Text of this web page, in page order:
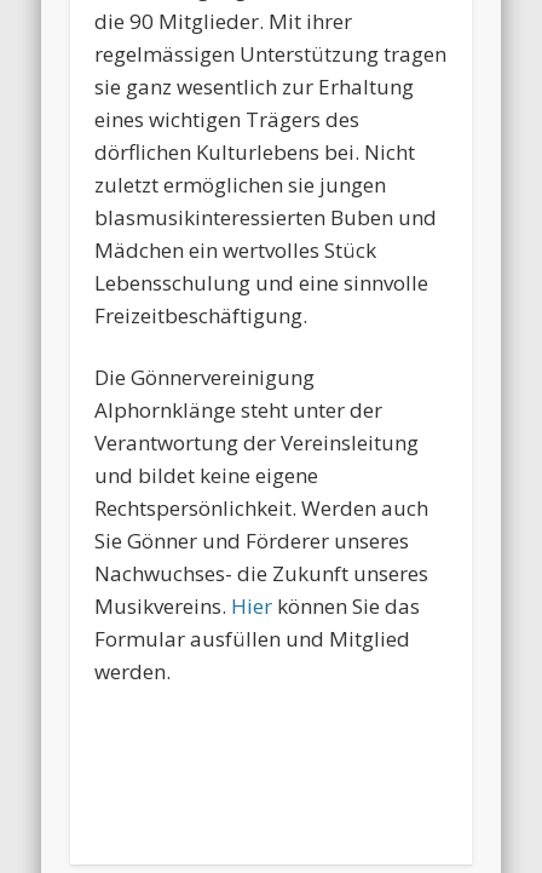
die 90 Mitglieder. Mit ihrer
regelmässigen Unterstützung tragen
sie ganz wesentlich zur Erhaltung
eines wichtigen Trägers des
dörflichen Kulturlebens bei. Nicht
zuletzt ermöglichen sie jungen
blasmusikinteressierten Buben und
Mädchen ein wertvolles Stück
Lebensschulung und eine sinnvolle
Freizeitbeschäftigung.
Die Gönnervereinigung
Alphornklänge steht unter der
Verantwortung der Vereinsleitung
und bildet keine eigene
Rechtspersönlichkeit. Werden auch
Sie Gönner und Förderer unseres
Nachwuchses- die Zukunft unseres
Musikvereins. Hier können Sie das
Formular ausfüllen und Mitglied
werden.